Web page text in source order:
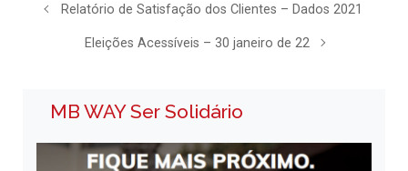
Relatório de Satisfação dos Clientes – Dados 2021
Eleições Acessíveis – 30 janeiro de 22
MB WAY Ser Solidário